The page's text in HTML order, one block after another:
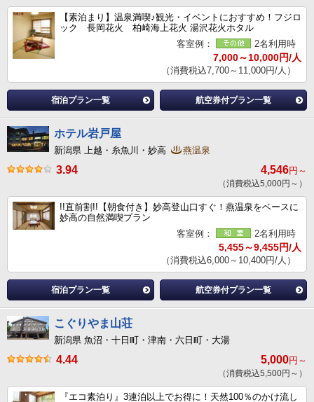
【素泊まり】温泉満喫♪観光・イベントにおすすめ！フジロ
ック 長岡花火 柏崎海上花火 湯沢花火ホタル
客室例：
2名利用時
7,000～10,000円/人
（消費税込7,700～11,000円/人）
宿泊プラン一覧 航空券付プラン一覧
ホテル岩戸屋
新潟県 上越・糸魚川・妙高 燕温泉
3.94 4,546円～
（消費税込5,000円～）
!!直前割!!【朝食付き】妙高登山口すぐ！燕温泉をベースに
妙高の自然満喫プラン
客室例：
2名利用時
5,455～9,455円/人
（消費税込6,000～10,400円/人）
宿泊プラン一覧 航空券付プラン一覧
こぐりやま山荘
新潟県 魚沼・十日町・津南・六日町・大湯
4.44 5,000円～
（消費税込5,500円～）
『エコ素泊り』3連泊以上でお得に！天然100％のかけ流し